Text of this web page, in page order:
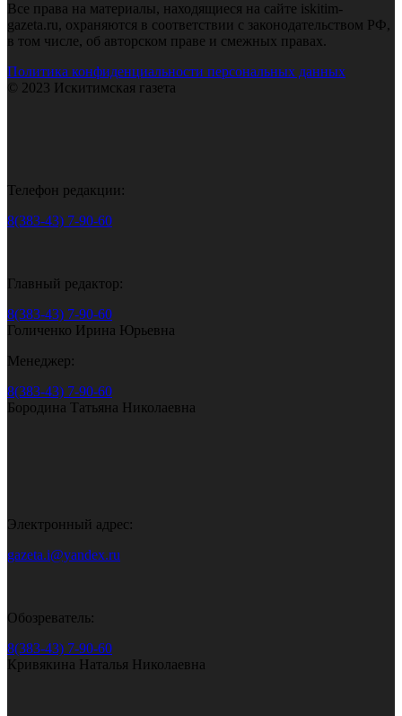
Все права на материалы, находящиеся на сайте iskitim-
gazeta.ru, охраняются в соответствии с законодательством РФ,
в том числе, об авторском праве и смежных правах.
Политика конфиденциальности персональных данных
© 2023 Искитимская газета
Телефон редакции:
8(383-43) 7-90-60
Главный редактор:
8(383-43) 7-90-60
Голиченко Ирина Юрьевна
Менеджер:
8(383-43) 7-90-60
Бородина Татьяна Николаевна
Электронный адрес:
gazeta.i@yandex.ru
Обозреватель:
8(383-43) 7-90-60
Кривякина Наталья Николаевна